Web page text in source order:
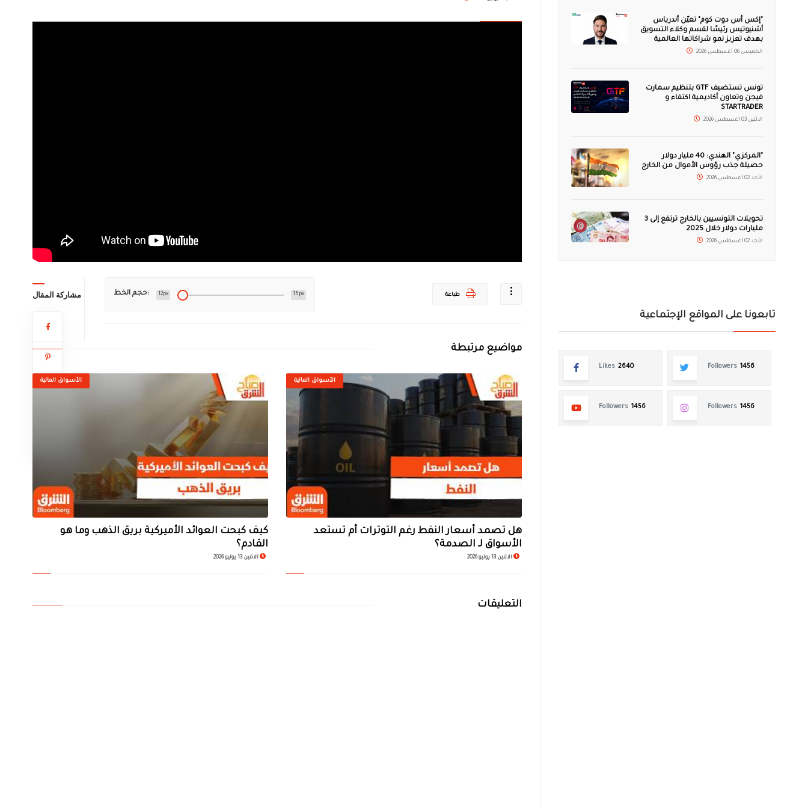
مشاركة المقال حجم الخط: 12px 15px طباعة
مواضيع مرتبطة
الأسواق المالية
كيف كبحت العوائد الأميركية بريق الذهب وما هو
القادم؟
الاثنين 13 يوليو 2026
الأسواق المالية
هل تصمد أسعار النفط رغم التوترات أم تستعد
الأسواق لـ الصدمة؟
الاثنين 13 يوليو 2026
التعليقات
"إكس أس دوت كوم" تعيّن أندرياس
أشنيوتيس رئيسًا لقسم وكلاء التسويق
بهدف تعزيز نمو شراكاتها العالمية
الخميس 06 أغسطس 2026
تونس تستضيف GTF بتنظيم سمارت
فيجن وتعاون أكاديمية اكتفاء و
STARTRADER
الاثنين 03 أغسطس 2026
"المركزي" الهندي: 40 مليار دولار
حصيلة جذب رؤوس الأموال من الخارج
الأحد 02 أغسطس 2026
تحويلات التونسيين بالخارج ترتفع إلى 3
مليارات دولار خلال 2025
الأحد 02 أغسطس 2026
تابعونا على المواقع الإجتماعية
Likes 2640 Followers 1456
Followers 1456 Followers 1456